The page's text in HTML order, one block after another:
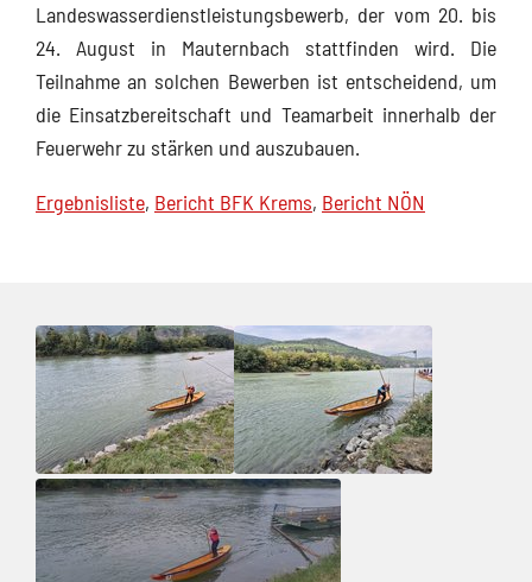
Landeswasserdienstleistungsbewerb, der vom 20. bis
24. August in Mauternbach stattfinden wird. Die
Teilnahme an solchen Bewerben ist entscheidend, um
die Einsatzbereitschaft und Teamarbeit innerhalb der
Feuerwehr zu stärken und auszubauen.
Ergebnisliste, Bericht BFK Krems, Bericht NÖN